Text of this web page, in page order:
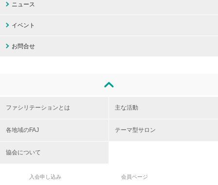
ニュース
イベント
お問合せ
ファシリテーションとは 主な活動
各地域のFAJ テーマ型サロン
協会について
入会申し込み
会員ページ